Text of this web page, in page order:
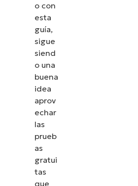
o con
esta
guía,
sigue
siend
o una
buena
idea
aprov
echar
las
prueb
as
gratui
tas
que